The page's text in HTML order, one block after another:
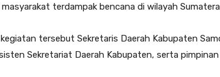
terdampak bencana di wilayah
tersebut Sekretaris Daerah Kabupaten
Sekretariat Daerah Kabupaten, serta